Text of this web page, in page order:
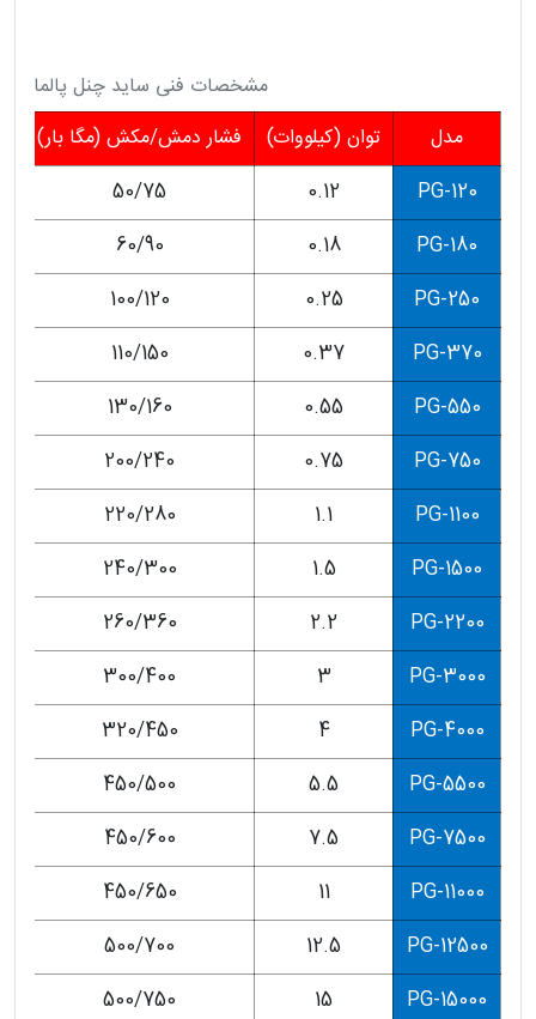
مشخصات فنی ساید چنل پالما
مدل
توان (کیلووات) فشار دمش/مکش (مگا بار)
PG-120
0.12
50/75
PG-180
0.18
60/90
PG-250
0.25
100/120
PG-370
0.37
110/150
PG-550
0.55
130/160
PG-750
0.75
200/240
PG-1100
1.1
220/280
PG-1500
1.5
240/300
PG-2200
2.2
260/360
PG-3000
3
300/400
PG-4000
4
320/450
PG-5500
5.5
450/500
PG-7500
7.5
450/600
PG-11000
11
450/650
PG-12500
12.5
500/700
PG-15000
15
500/750